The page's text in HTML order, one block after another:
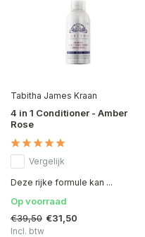
Tabitha James Kraan
4 in 1 Conditioner - Amber
Rose
Vergelijk
Deze rijke formule kan ...
Op voorraad
€39,50 €31,50
Incl. btw